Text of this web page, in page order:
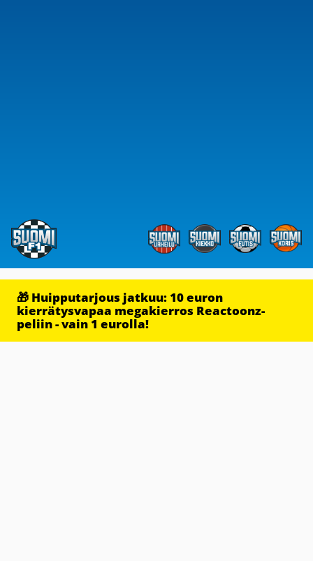
🎁 Huipputarjous jatkuu: 10 euron
kierrätysvapaa megakierros Reactoonz-
peliin - vain 1 eurolla!